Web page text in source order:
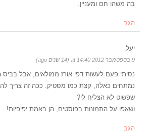
בה משהו חם ומעניין.
הגב
יעל
9 בספטמבר 2012 at 14:40 (14 שנים ago)
נסיתי פעם לעשות דפי אורז ממולאים, אבל בביס
נמתחים כאלה, קצת כמו מסטיק. ככה זה צריך
שפשוט לא הצליח לי?
ושאפו על התמונות בפוסטים, הן באמת יפיפיות!
הגב